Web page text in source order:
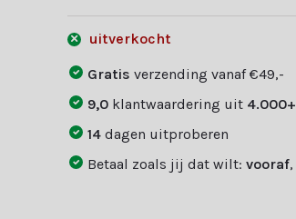
uitverkocht
Gratisverzending vanaf €49,-
9,0 klantwaardering uit 4.000+
14dagen uitproberen
Betaal zoals jij dat wilt:vooraf,